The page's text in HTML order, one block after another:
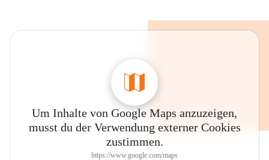
Um Inhalte von Google Maps anzuzeigen,
musst du der Verwendung externer Cookies
zustimmen.
https://www.google.com/maps